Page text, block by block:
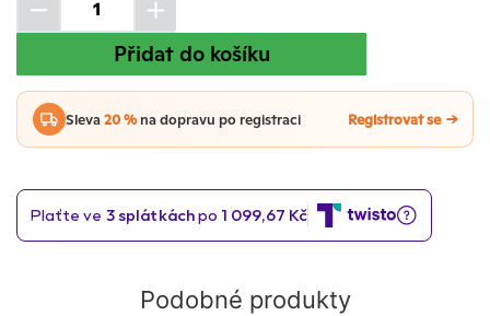
Přidat do košíku
Sleva20 %na dopravu po registraci Registrovat se
Podobné produkty